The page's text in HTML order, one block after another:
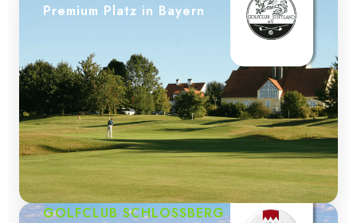
Premium Platz in Bayern
GOLFCLUB SCHLOSSBERG